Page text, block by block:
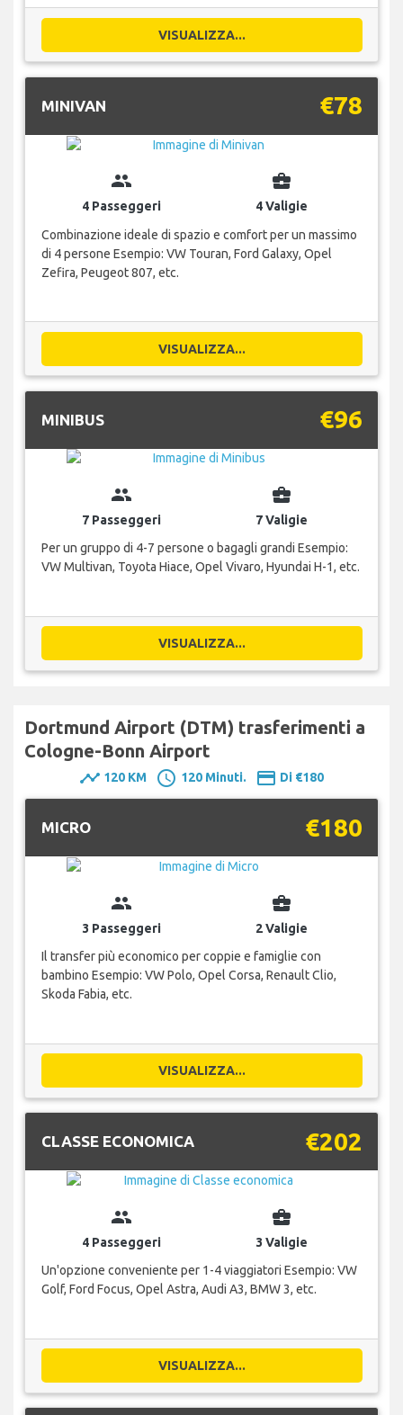
VISUALIZZA...
MINIVAN €78
group
4 Passeggeri
business_center
4 Valigie
Combinazione ideale di spazio e comfort per un massimo
di 4 persone Esempio: VW Touran, Ford Galaxy, Opel
Zefira, Peugeot 807, etc.
VISUALIZZA...
MINIBUS €96
group
7 Passeggeri
business_center
7 Valigie
Per un gruppo di 4-7 persone o bagagli grandi Esempio:
VW Multivan, Toyota Hiace, Opel Vivaro, Hyundai H-1, etc.
VISUALIZZA...
Dortmund Airport (DTM) trasferimenti a
Cologne-Bonn Airport
timeline 120 KM schedule 120 Minuti. payment Di €180
MICRO €180
group
3 Passeggeri
business_center
2 Valigie
Il transfer più economico per coppie e famiglie con
bambino Esempio: VW Polo, Opel Corsa, Renault Clio,
Skoda Fabia, etc.
VISUALIZZA...
CLASSE ECONOMICA €202
group
4 Passeggeri
business_center
3 Valigie
Un'opzione conveniente per 1-4 viaggiatori Esempio: VW
Golf, Ford Focus, Opel Astra, Audi A3, BMW 3, etc.
VISUALIZZA...